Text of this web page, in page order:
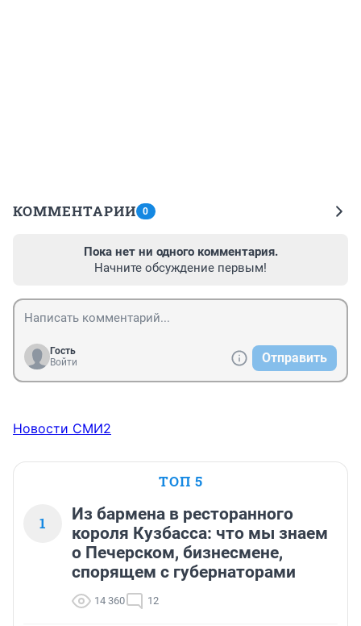
КОММЕНТАРИИ 0
Пока нет ни одного комментария.
Начните обсуждение первым!
Гость
Войти
Отправить
Новости СМИ2
ТОП 5
1
Из бармена в ресторанного
короля Кузбасса: что мы знаем
о Печерском, бизнесмене,
спорящем с губернаторами
14 360 12